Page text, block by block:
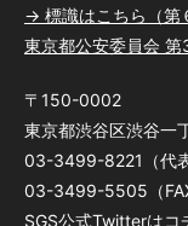
→ 標識はこちら（第
東京都公安委員会
〒150-0002
東京都渋谷区渋谷一
03-3499-8221（代表
03-3499-5505（FAX
SGS公式Twitterはコ